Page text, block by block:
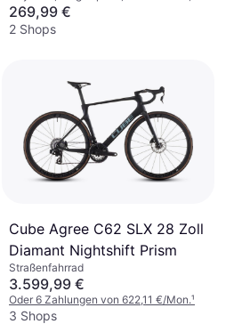
Damenfahrrad
28"
269,99 €
2 Shops
Cube Agree C62 SLX 28 Zoll
Diamant Nightshift Prism
Straßenfahrrad
3.599,99 €
Oder 6 Zahlungen von 622,11 €/Mon.¹
3 Shops